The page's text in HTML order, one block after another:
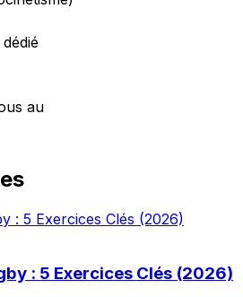
au
: 5 Exercices Clés (2026)